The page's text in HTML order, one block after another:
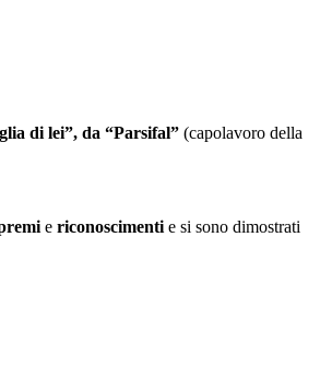
di lei”, da “Parsifal” (capolavoro della
e riconoscimenti e si sono dimostrati